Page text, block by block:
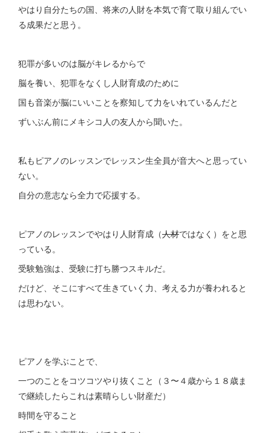
やはり自分たちの国、将来の人財を本気で育て取り組んでい
る成果だと思う。
犯罪が多いのは脳がキレるからで
脳を養い、犯罪をなくし人財育成のために
国も音楽が脳にいいことを察知して力をいれているんだと
ずいぶん前にメキシコ人の友人から聞いた。
私もピアノのレッスンでレッスン生全員が音大へと思ってい
ない。
自分の意志なら全力で応援する。
ピアノのレッスンでやはり人財育成（人材ではなく）をと思
っている。
受験勉強は、受験に打ち勝つスキルだ。
だけど、そこにすべて生きていく力、考える力が養われると
は思わない。
ピアノを学ぶことで、
一つのことをコツコツやり抜くこと（３〜４歳から１８歳ま
で継続したらこれは素晴らしい財産だ）
時間を守ること